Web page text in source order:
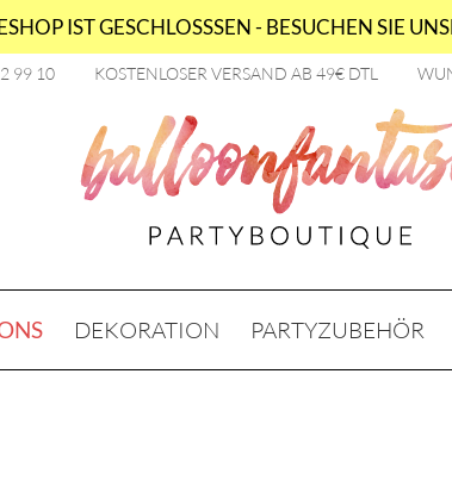
IST GESCHLOSSSEN - BESUCHEN SIE
99 10 KOSTENLOSER VERSAND AB 49€ DTL
DEKORATION PARTYZUBEHÖR